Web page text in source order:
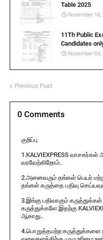
Table 2025
November 16,
11Th Public
Candidates
November 04,
Previous Post
0 Comments
குறிப்பு
1.KALVIEXPRESS
வரவேற்கிறோம்..
2.அனைவரும் தங்கள் பெயர்
தங்கள் கருத்தை பதிவு
3.இங்கு பதிவாகும்
கருத்துக்களே இதற்கு
ஆகாது..
4.பொறுத்தமற்ற கருத்துக்களை
வலைதளத்திற்கு முழு உரிமை